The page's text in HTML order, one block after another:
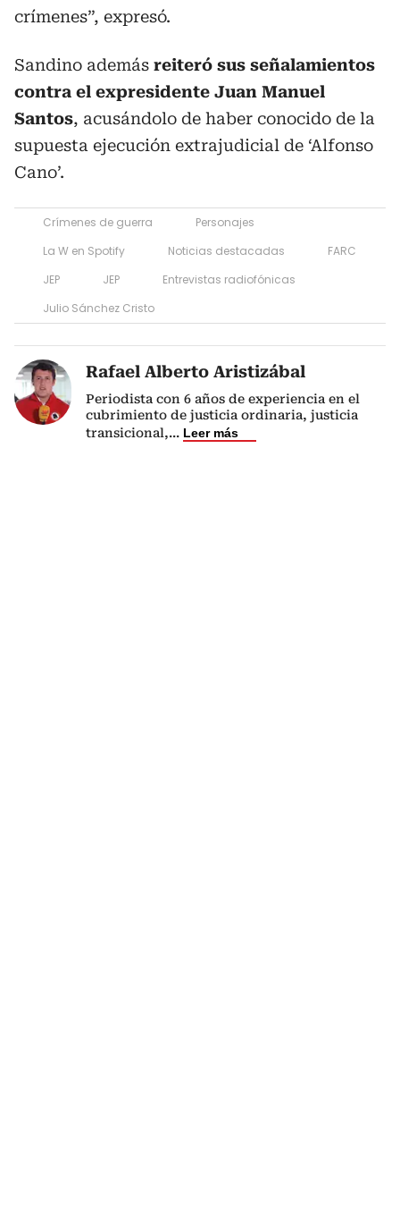
crímenes”, expresó.
Sandino además reiteró sus señalamientos
contra el expresidente Juan Manuel
Santos, acusándolo de haber conocido de la
supuesta ejecución extrajudicial de ‘Alfonso
Cano’.
Crímenes de guerra
Personajes
La W en Spotify
Noticias destacadas
FARC
JEP
JEP
Entrevistas radiofónicas
Julio Sánchez Cristo
Rafael Alberto Aristizábal
Periodista con 6 años de experiencia en el
cubrimiento de justicia ordinaria, justicia
transicional,... Leer más